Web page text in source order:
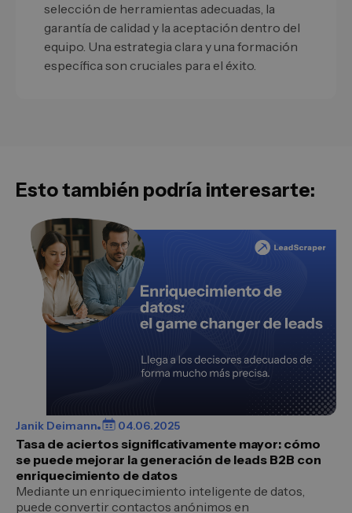
selección de herramientas adecuadas, la
garantía de calidad y la aceptación dentro del
equipo. Una estrategia clara y una formación
específica son cruciales para el éxito.
Esto también podría interesarte:
Janik Deimann 04.06.2025
Tasa de aciertos significativamente mayor: cómo
se puede mejorar la generación de leads B2B con
enriquecimiento de datos
Mediante un enriquecimiento inteligente de datos,
puede convertir contactos anónimos en